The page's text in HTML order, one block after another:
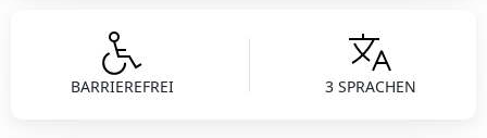
BARRIEREFREI 3 SPRACHEN